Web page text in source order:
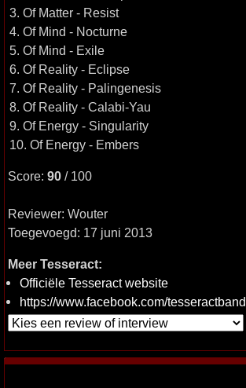
3. Of Matter - Resist
4. Of Mind - Nocturne
5. Of Mind - Exile
6. Of Reality - Eclipse
7. Of Reality - Palingenesis
8. Of Reality - Calabi-Yau
9. Of Energy - Singularity
10. Of Energy - Embers
Score: 90 / 100
Reviewer: Wouter
Toegevoegd: 17 juni 2013
Meer Tesseract:
Officiële Tesseract website
https://www.facebook.com/tesseractband